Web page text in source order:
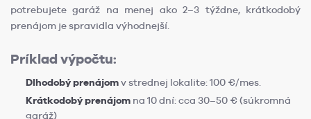
potrebujete garáž na menej ako 2–3 týždne, krátkodobý
prenájom je spravidla výhodnejší.
Príklad výpočtu:
Dlhodobý prenájomv strednej lokalite: 100 €/mes.
Krátkodobý prenájom na 10 dní: cca 30–50 € (súkromná
garáž)